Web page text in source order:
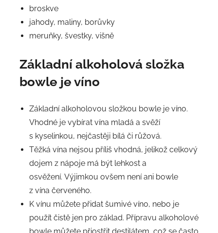
broskve
jahody, maliny, borůvky
meruňky, švestky, višně
Základní alkoholová složka
bowle je víno
Základní alkoholovou složkou bowle je víno.
Vhodné je vybírat vína mladá a svěží
s kyselinkou, nejčastěji bílá či růžová.
Těžká vína nejsou příliš vhodná, jelikož celkový
dojem z nápoje má být lehkost a
osvěžení. Výjimkou ovšem není ani bowle
z vína červeného.
K vínu můžete přidat šumivé víno, nebo je
použít čistě jen pro základ. Přípravu alkoholové